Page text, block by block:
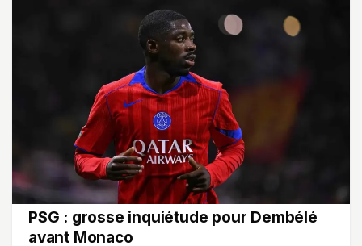
PSG : grosse inquiétude pour Dembélé
avant Monaco